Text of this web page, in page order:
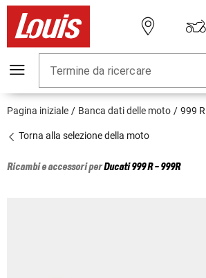
Termine da ricercare
Pagina iniziale Banca dati delle moto 999 R
Torna alla selezione della moto
Ricambi e accessori perDucati999 R - 999R